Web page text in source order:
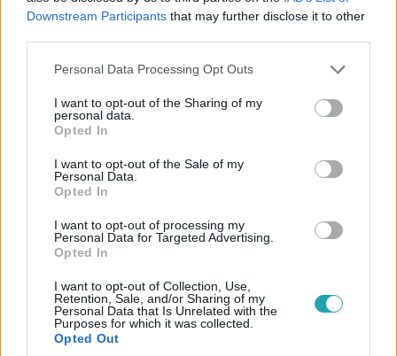
Downstream Participants that may further disclose it to other
Please note that this website/app uses one or more Google
not limited to your visit or usage behaviour. You may click to
grant or deny consent to Google and its third-party tags to
use your data for below specified purposes in below Google
consent section.
Personal Data Processing Opt Outs
I want to opt-out of the Sharing of my
personal data.
Opted In
I want to opt-out of the Sale of my
Personal Data.
Opted In
I want to opt-out of processing my
Personal Data for Targeted Advertising.
Opted In
I want to opt-out of Collection, Use,
Retention, Sale, and/or Sharing of my
Personal Data that Is Unrelated with the
Purposes for which it was collected.
Opted Out
Exkluzív: „Ma összeáll a bosszúkommandó” –
Damil újabb akcióra készül a rém ellen
Damil eltökéli, hogy bosszút áll a makkosszállási rémen,
településen. A polgármester ezúttal nemcsak a helyi
erőkre akar támaszkodni, hanem külső segítséget is
igénybe vesz. Hogy ki segít Makkosszállás polgárain, ma
este kiderül az RTL Klubon!
0:30